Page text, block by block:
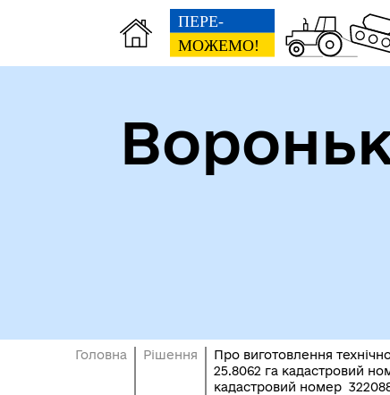
Головна Рішення
Про виготовлення
25.8062 га кадастровий
кадастровий номер